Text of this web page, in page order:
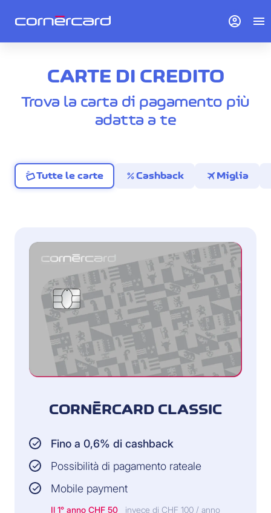
CARTE DI CREDITO
Trova la carta di pagamento più
adatta a te
Tutte le carte percentCashback travel Miglia
CORNÈRCARD CLASSIC
Fino a 0,6% di cashback
Possibilità di pagamento rateale
Mobile payment
Il 1° anno CHF 50 invece di CHF 100 / anno
account_circle menu